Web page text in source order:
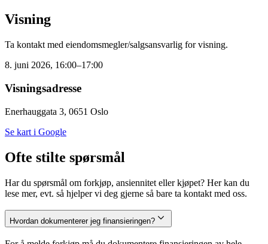
Visning
Ta kontakt med eiendomsmegler/salgsansvarlig for visning.
8. juni 2026, 16:00–17:00
Visningsadresse
Enerhauggata 3, 0651 Oslo
Se kart i Google
Ofte stilte spørsmål
Har du spørsmål om forkjøp, ansiennitet eller kjøpet? Her kan du
lese mer, evt. så hjelper vi deg gjerne så bare ta kontakt med oss.
Hvordan dokumenterer jeg finansieringen?